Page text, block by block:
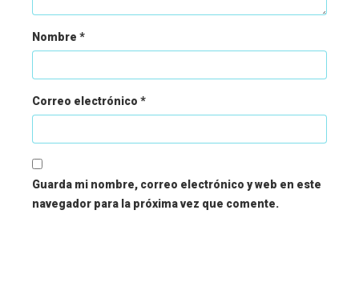
Nombre *
Correo electrónico *
Guarda mi nombre, correo electrónico y web en este
navegador para la próxima vez que comente.